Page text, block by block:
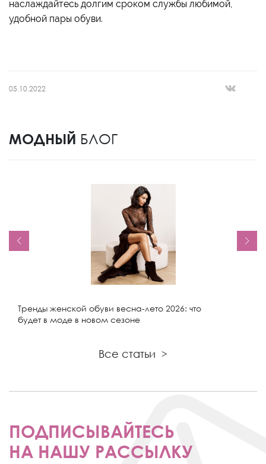
наслаждайтесь долгим сроком службы любимой,
удобной пары обуви.
05.10.2022
МОДНЫЙ БЛОГ
Тренды женской обуви весна-лето 2026: что
будет в моде в новом сезоне
Все статьи >
ПОДПИСЫВАЙТЕСЬ
НА НАШУ РАССЫЛКУ